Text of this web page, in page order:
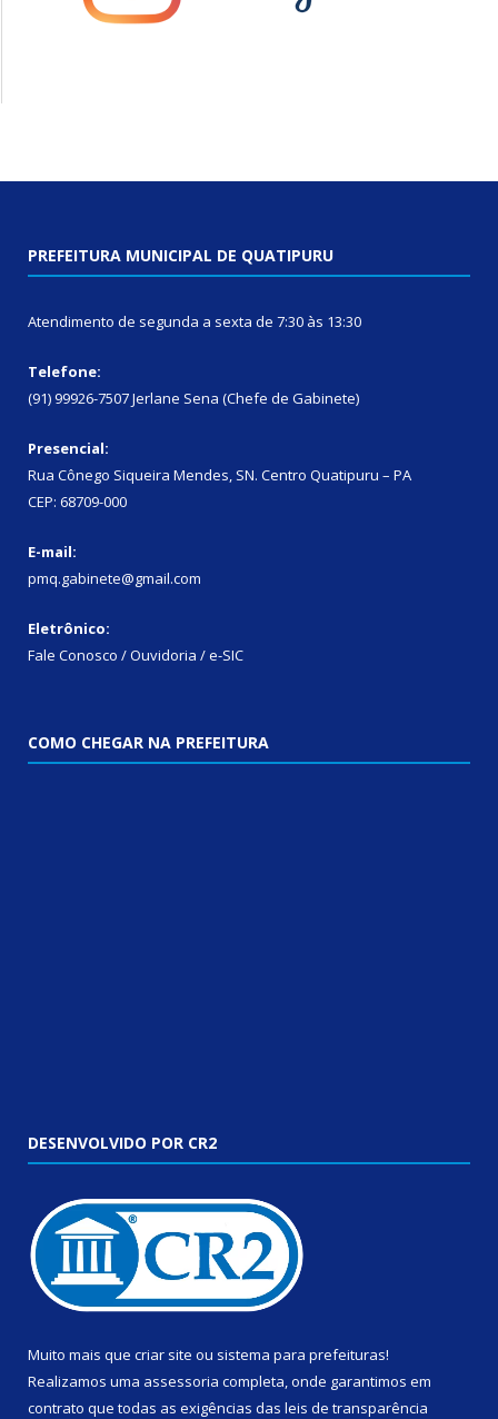
PREFEITURA MUNICIPAL DE QUATIPURU
Atendimento de segunda a sexta de 7:30 às 13:30
Telefone:
(91) 99926-7507 Jerlane Sena (Chefe de Gabinete)
Presencial:
Rua Cônego Siqueira Mendes, SN. Centro Quatipuru – PA
CEP: 68709-000
E-mail:
pmq.gabinete@gmail.com
Eletrônico:
Fale Conosco / Ouvidoria / e-SIC
COMO CHEGAR NA PREFEITURA
DESENVOLVIDO POR CR2
Muito mais que criar site ou sistema para prefeituras!
Realizamos uma assessoria completa, onde garantimos em
contrato que todas as exigências das leis de transparência